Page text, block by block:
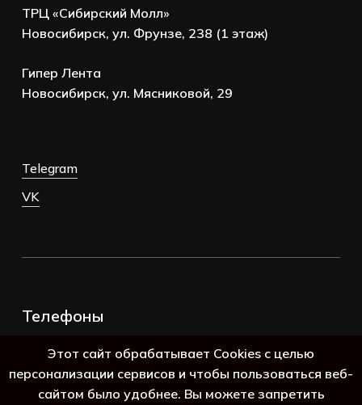
ТРЦ «Сибирский Молл»
Новосибирск, ул. Фрунзе, 238 (1 этаж)
Гипер Лента
Новосибирск, ул. Мясниковой, 29
Telegram
VK
Телефоны
8 (800) 250-69-39
Этот сайт обрабатывает Cookies с целью
персонализации сервисов и чтобы пользоваться веб-
сайтом было удобнее. Вы можете запретить